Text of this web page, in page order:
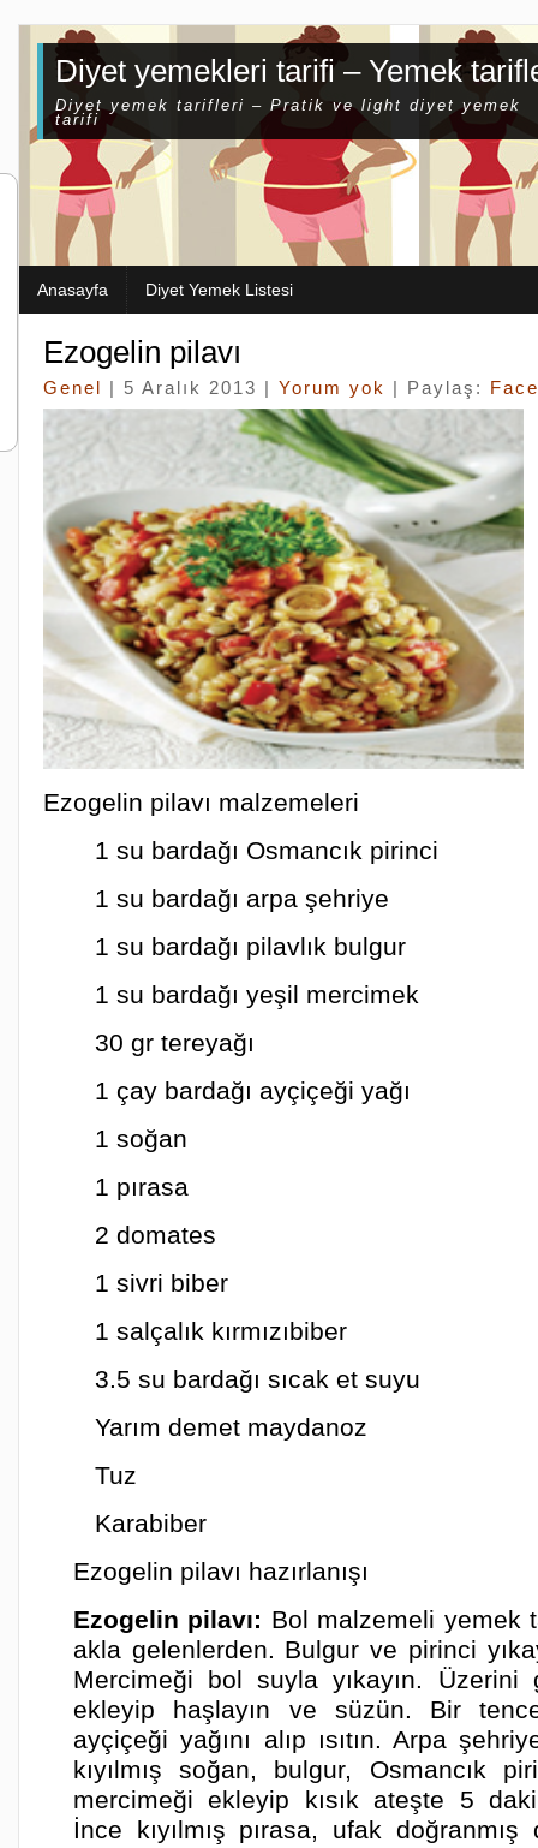
Diyet yemekleri tarifi – Yemek
Diyet yemek tarifleri – Pratik ve light diyet yemek
tarifi
Anasayfa Diyet Yemek Listesi
Ezogelin pilavı
Genel | 5 Aralık 2013 | Yorum yok | Paylaş:
Ezogelin pilavı malzemeleri
1 su bardağı Osmancık pirinci
1 su bardağı arpa şehriye
1 su bardağı pilavlık bulgur
1 su bardağı yeşil mercimek
30 gr tereyağı
1 çay bardağı ayçiçeği yağı
1 soğan
1 pırasa
2 domates
1 sivri biber
1 salçalık kırmızıbiber
3.5 su bardağı sıcak et suyu
Yarım demet maydanoz
Tuz
Karabiber
Ezogelin pilavı hazırlanışı
Ezogelin pilavı: Bol malzemeli yemek
akla gelenlerden. Bulgur ve pirinci
Mercimeği bol suyla yıkayın.
ekleyip haşlayın ve süzün. Bir
ayçiçeği yağını alıp ısıtın. Arpa
kıyılmış soğan, bulgur, Osmancık
mercimeği ekleyip kısık ateşte 5
İnce kıyılmış pırasa, ufak